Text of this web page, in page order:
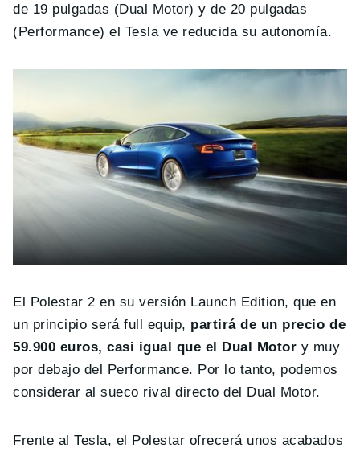
de 19 pulgadas (Dual Motor) y de 20 pulgadas
(Performance) el Tesla ve reducida su autonomía.
El Polestar 2 en su versión Launch Edition, que en
un principio será full equip, partirá de un precio de
59.900 euros, casi igual que el Dual Motor y muy
por debajo del Performance. Por lo tanto, podemos
considerar al sueco rival directo del Dual Motor.
Frente al Tesla, el Polestar ofrecerá unos acabados